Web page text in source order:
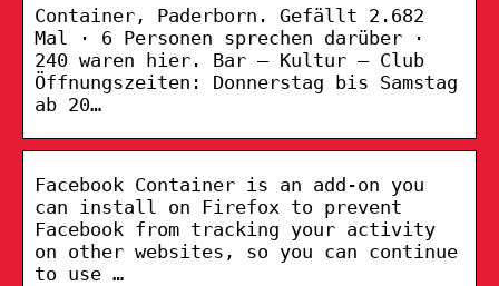
Container, Paderborn. Gefällt 2.682
Mal · 6 Personen sprechen darüber ·
240 waren hier. Bar – Kultur – Club
Öffnungszeiten: Donnerstag bis Samstag
ab 20…
Facebook Container is an add-on you
can install on Firefox to prevent
Facebook from tracking your activity
on other websites, so you can continue
to use …